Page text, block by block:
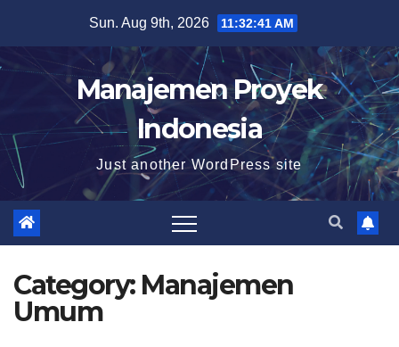
content
Sun. Aug 9th, 2026 11:32:43 AM
Manajemen Proyek
Indonesia
Just another WordPress site
Category: Manajemen
Umum